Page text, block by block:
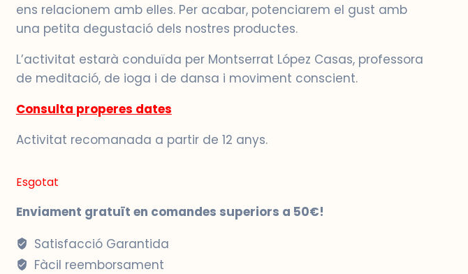
ens relacionem amb elles. Per acabar, potenciarem el gust amb
una petita degustació dels nostres productes.
L’activitat estarà conduïda per Montserrat López Casas, professora
de meditació, de ioga i de dansa i moviment conscient.
Consulta properes dates
Activitat recomanada a partir de 12 anys.
Esgotat
Enviament gratuït en comandes superiors a 50€!
Satisfacció Garantida
Fàcil reemborsament